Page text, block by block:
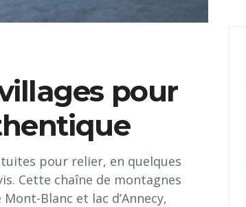
pour
pour relier, en quelques
Cette chaîne de montagnes
Blanc et lac d’Annecy,